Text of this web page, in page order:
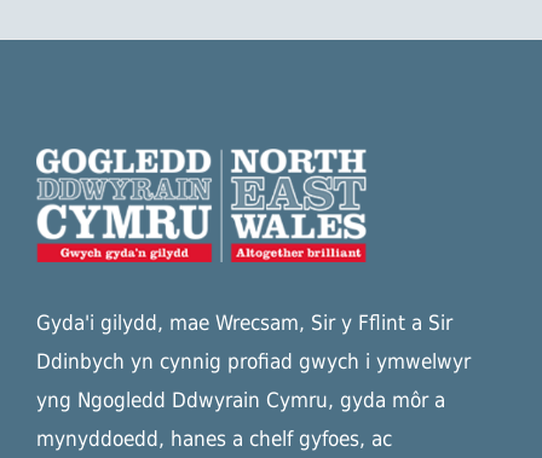
Gyda'i gilydd, mae Wrecsam, Sir y Fflint a Sir
Ddinbych yn cynnig profiad gwych i ymwelwyr
yng Ngogledd Ddwyrain Cymru, gyda môr a
mynyddoedd, hanes a chelf gyfoes, ac